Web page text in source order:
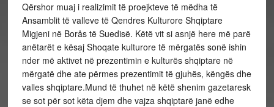
Qërshor muaj i realizimit të proejkteve të mëdha të
Ansamblit të valleve të Qendres Kulturore Shqiptare
Migjeni në Borås të Suedisë. Këtë vit si asnjë here më parë
anëtarët e kësaj Shoqate kulturore të mërgatës sonë ishin
nder më aktivet në prezentimin e kulturës shqiptare në
mërgatë dhe ate përmes prezentimit të gjuhës, këngës dhe
valles shqiptare.Mund të thuhet në këtë shenim gazetaresk
se sot për sot këta djem dhe vajza shqiptarë janë edhe